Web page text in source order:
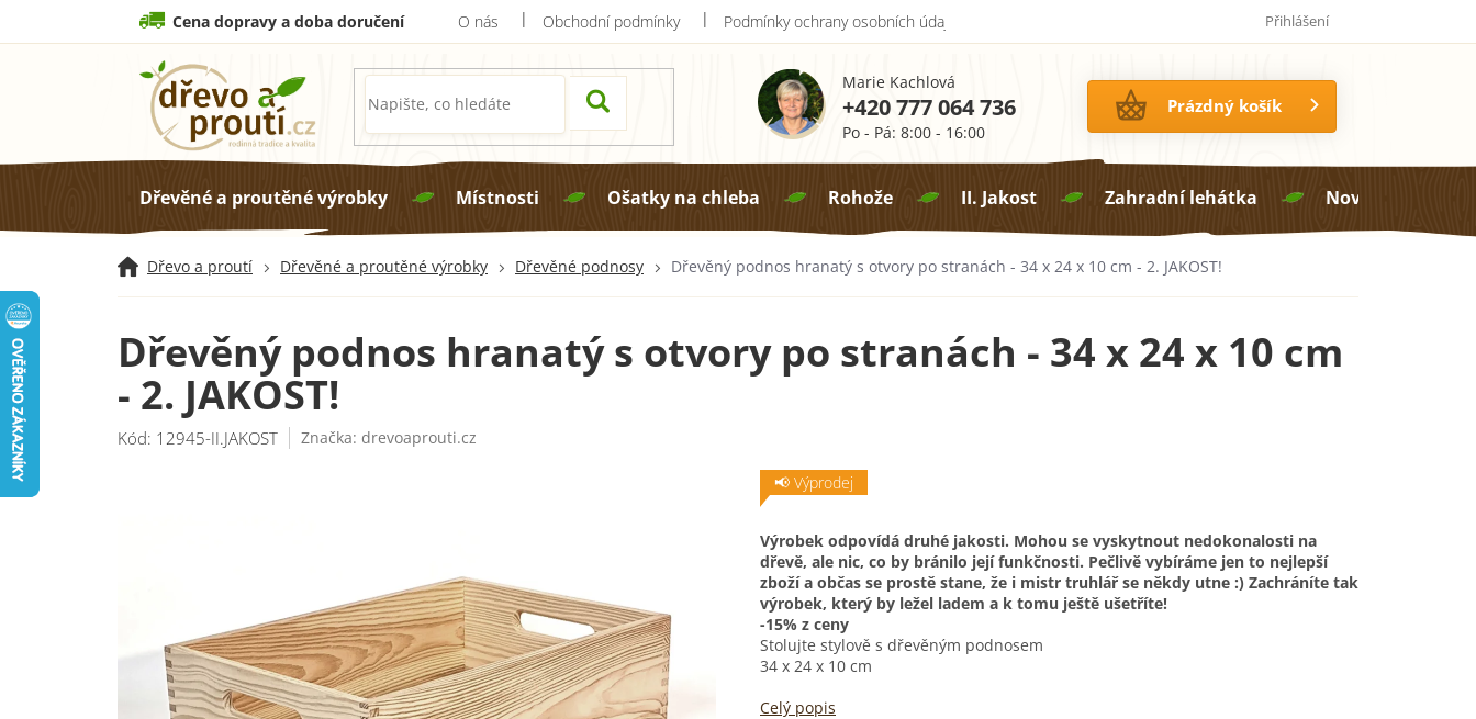
obsah
Cena dopravy a doba doručení O nás Obchodní podmínky Podmínky ochrany osobních údajů 14 dní na vrácení zboží
Přihlášení
Marie Kachlová
+420 777 064 736
Po - Pá: 8:00 - 16:00
NÁKUPNÍ
KOŠÍK
Prázdný košík
Dřevěné a proutěné výrobky Místnosti Ošatky na chleba Rohože II. Jakost Zahradní lehátka Novinky
Dřevo a proutí Dřevěné a proutěné výrobky Dřevěné podnosy Dřevěný podnos hranatý s otvory po stranách - 34 x 24 x 10 cm - 2. JAKOST!
Dřevěný podnos hranatý s otvory po stranách - 34 x 24 x 10 cm
- 2. JAKOST!
Kód: 12945-II.JAKOST Značka: drevoaprouti.cz
📢 Výprodej
Výrobek odpovídá druhé jakosti. Mohou se vyskytnout nedokonalosti na
dřevě, ale nic, co by bránilo její funkčnosti. Pečlivě vybíráme jen to nejlepší
zboží a občas se prostě stane, že i mistr truhlář se někdy utne :) Zachráníte tak
výrobek, který by ležel ladem a k tomu ještě ušetříte!
-15% z ceny
Stolujte stylově s dřevěným podnosem
34 x 24 x 10 cm
Celý popis